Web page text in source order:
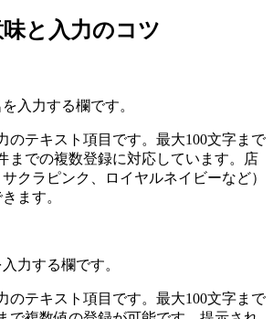
と入力のコツ
入力する欄です。
のテキスト項目です。最大100文字まで
までの複数登録に対応しています。店
クラピンク、ロイヤルネイビーなど）
ます。
力する欄です。
のテキスト項目です。最大100文字まで